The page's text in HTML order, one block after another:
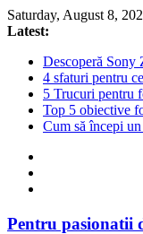
Skip
to
Saturday, August 8,
Latest:
Descoperă Sony
4 sfaturi pentru
5 Trucuri pentru
Top 5 obiective
Cum să începi
Pentru pasionatii